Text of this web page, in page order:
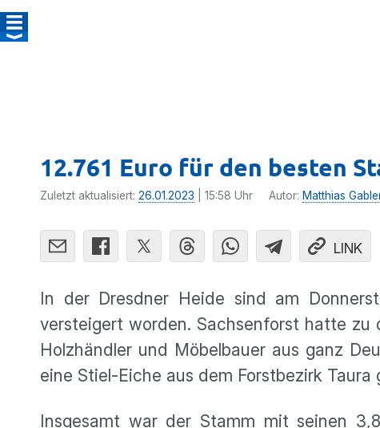
12.761 Euro für den besten
Zuletzt aktualisiert: 26.01.2023 | 15:58 Uhr Autor: Matthias
LINK
In der Dresdner Heide sind am
versteigert worden. Sachsenforst hatte zu
Holzhändler und Möbelbauer aus ganz
eine Stiel-Eiche aus dem Forstbezirk Taura
Insgesamt war der Stamm mit seinen